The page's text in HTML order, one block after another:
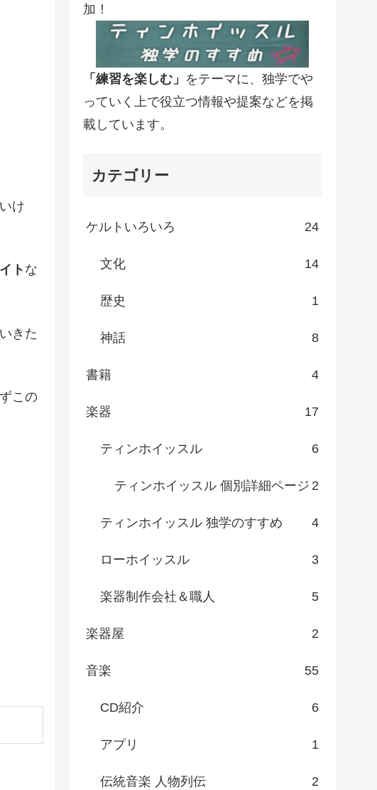
け
ト な
きた
この
加！
「練習を楽しむ」 をテーマに、独学でや
っていく上で役立つ情報や提案などを掲
載しています。
カテゴリー
ケルトいろいろ 24
文化 14
歴史 1
神話 8
書籍 4
楽器 17
ティンホイッスル 6
ティンホイッスル 個別詳細ページ 2
ティンホイッスル 独学のすすめ 4
ローホイッスル 3
楽器制作会社＆職人 5
楽器屋 2
音楽 55
CD紹介 6
アプリ 1
伝統音楽 人物列伝 2